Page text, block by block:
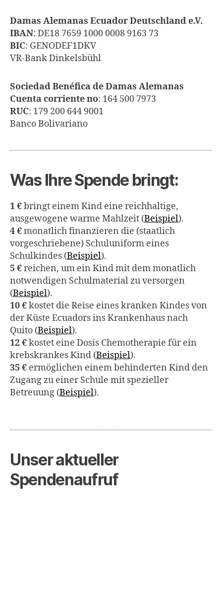
Damas Alemanas Ecuador Deutschland e.V.
IBAN: DE18 7659 1000 0008 9163 73
BIC: GENODEF1DKV
VR-Bank Dinkelsbühl
Sociedad Benéfica de Damas Alemanas
Cuenta corriente no: 164 500 7973
RUC: 179 200 644 9001
Banco Bolivariano
Was Ihre Spende bringt:
1 €bringt einem Kind eine reichhaltige,
ausgewogene warme Mahlzeit (Beispiel).
4 €monatlich finanzieren die (staatlich
vorgeschriebene) Schuluniform eines
Schulkindes (Beispiel).
5 €reichen, um ein Kind mit dem monatlich
notwendigen Schulmaterial zu versorgen
(Beispiel).
10 €kostet die Reise eines kranken Kindes von
der Küste Ecuadors ins Krankenhaus nach
Quito (Beispiel).
12 €kostet eine Dosis Chemotherapie für ein
krebskrankes Kind (Beispiel).
35 € ermöglichen einem behinderten Kind den
Zugang zu einer Schule mit spezieller
Betreuung (Beispiel).
Unser aktueller
Spendenaufruf